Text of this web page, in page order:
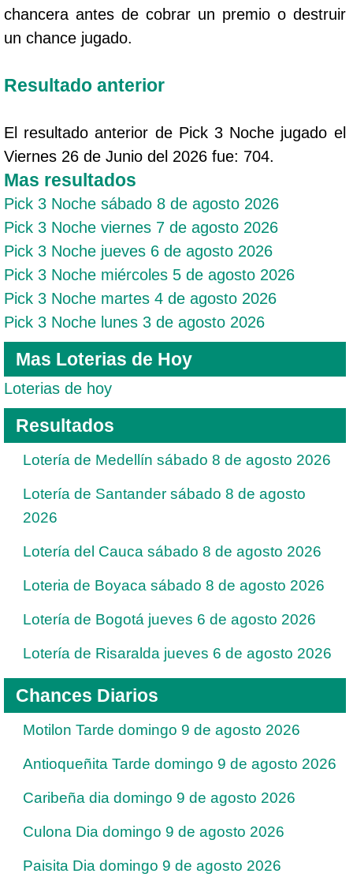
chancera antes de cobrar un premio o destruir
un chance jugado.
Resultado anterior
El resultado anterior de Pick 3 Noche jugado el
Viernes 26 de Junio del 2026 fue: 704.
Mas resultados
Pick 3 Noche sábado 8 de agosto 2026
Pick 3 Noche viernes 7 de agosto 2026
Pick 3 Noche jueves 6 de agosto 2026
Pick 3 Noche miércoles 5 de agosto 2026
Pick 3 Noche martes 4 de agosto 2026
Pick 3 Noche lunes 3 de agosto 2026
Mas Loterias de Hoy
Loterias de hoy
Resultados
Lotería de Medellín sábado 8 de agosto 2026
Lotería de Santander sábado 8 de agosto
2026
Lotería del Cauca sábado 8 de agosto 2026
Loteria de Boyaca sábado 8 de agosto 2026
Lotería de Bogotá jueves 6 de agosto 2026
Lotería de Risaralda jueves 6 de agosto 2026
Chances Diarios
Motilon Tarde domingo 9 de agosto 2026
Antioqueñita Tarde domingo 9 de agosto 2026
Caribeña dia domingo 9 de agosto 2026
Culona Dia domingo 9 de agosto 2026
Paisita Dia domingo 9 de agosto 2026